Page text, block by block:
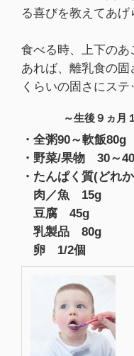
る喜びを教えてあげ
食べる時、上下の
あれば、離乳食の
くらいの固さにステ
～生後９ヵ月
・全粥90～軟飯80g
・野菜/果物 30～
・たんぱく質(どれ
肉／魚 15g
豆腐 45g
乳製品 80g
卵 1/2個